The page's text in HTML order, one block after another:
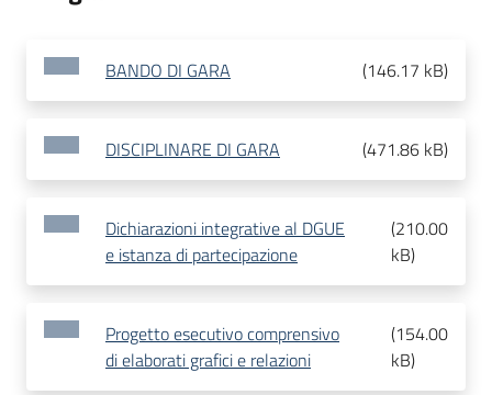
BANDO DI GARA (146.17 kB)
DISCIPLINARE DI GARA (471.86 kB)
Dichiarazioni integrative al DGUE
e istanza di partecipazione
(210.00
kB)
Progetto esecutivo comprensivo
di elaborati grafici e relazioni
(154.00
kB)